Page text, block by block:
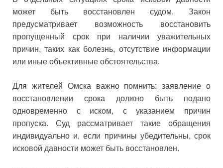
может быть восстановлен судом. Закон
предусматривает возможность восстановить
пропущенный срок при наличии уважительных
причин, таких как болезнь, отсутствие информации
или иные объективные обстоятельства.
Для жителей Омска важно помнить: заявление о
восстановлении срока должно быть подано
одновременно с иском, с указанием причин
пропуска. Суд рассматривает такие обращения
индивидуально и, если причины убедительны, срок
исковой давности может быть восстановлен.